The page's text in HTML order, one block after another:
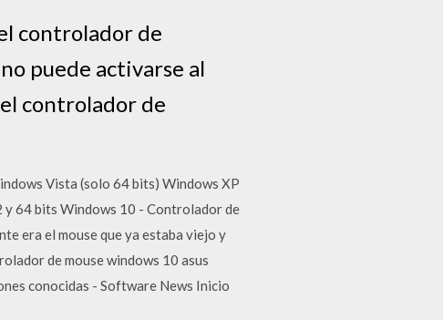
controlador de
puede activarse al
controlador de
Vista (solo 64 bits) Windows XP
y 64 bits Windows 10 - Controlador de
era el mouse que ya estaba viejo y
de mouse windows 10 asus
conocidas - Software News Inicio